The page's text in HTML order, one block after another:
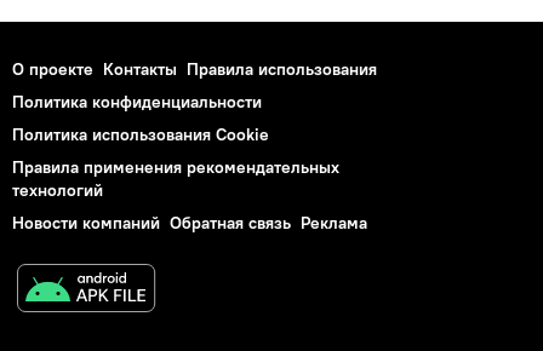
О проекте Контакты Правила использования
Политика конфиденциальности
Политика использования Cookie
Правила применения рекомендательных
технологий
Новости компаний Обратная связь Реклама